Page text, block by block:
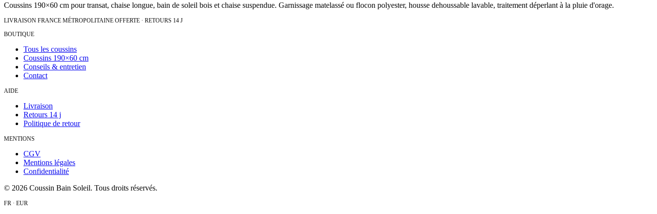
Coussins 190×60 cm pour transat, chaise longue, bain de soleil bois et chaise suspendue. Garnissage matelassé ou flocon polyester, housse dehoussable lavable, traitement déperlant à la pluie d'orage.
LIVRAISON FRANCE MÉTROPOLITAINE OFFERTE · RETOURS 14 J
BOUTIQUE
Tous les coussins
Coussins 190×60 cm
Conseils & entretien
Contact
AIDE
Livraison
Retours 14 j
Politique de retour
MENTIONS
CGV
Mentions légales
Confidentialité
© 2026 Coussin Bain Soleil. Tous droits réservés.
FR · EUR